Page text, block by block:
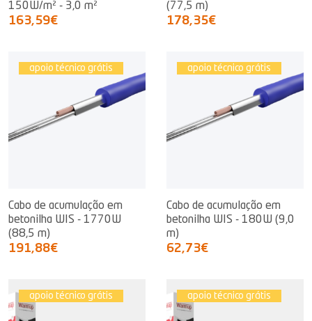
150W/m² - 3,0 m²
163,59€
(77,5 m)
178,35€
apoio técnico grátis
Cabo de acumulação em
betonilha WIS - 1770W
(88,5 m)
191,88€
apoio técnico grátis
Cabo de acumulação em
betonilha WIS - 180W (9,0
m)
62,73€
apoio técnico grátis apoio técnico grátis